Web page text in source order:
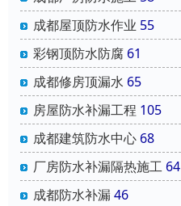
成都屋顶防水作业 55
彩钢顶防水防腐 61
成都修房顶漏水 65
房屋防水补漏工程 105
成都建筑防水中心 68
厂房防水补漏隔热施工 64
成都防水补漏46